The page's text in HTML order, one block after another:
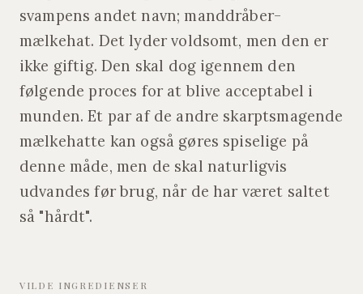
svampens andet navn; manddråber-
mælkehat. Det lyder voldsomt, men den er
ikke giftig. Den skal dog igennem den
følgende proces for at blive acceptabel i
munden. Et par af de andre skarptsmagende
mælkehatte kan også gøres spiselige på
denne måde, men de skal naturligvis
udvandes før brug, når de har været saltet
så "hårdt".
VILDE INGREDIENSER